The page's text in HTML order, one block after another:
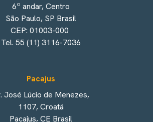
6º andar, Centro
São Paulo, SP Brasil
CEP: 01003-000
Tel. 55 (11) 3116-7036
Pacajus
José Lúcio de Menezes,
1107, Croatá
Pacajus, CE Brasil